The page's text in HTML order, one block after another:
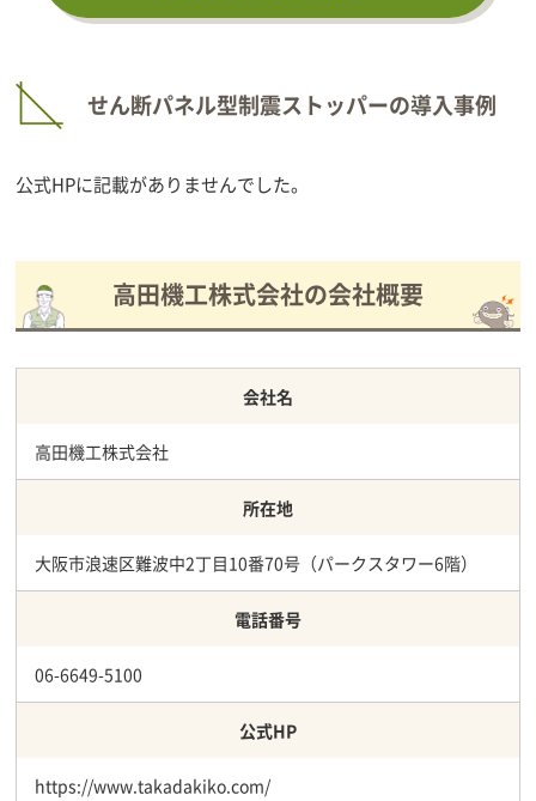
せん断パネル型制震ストッパーの導入事例
公式HPに記載がありませんでした。
高田機工株式会社の会社概要
会社名
高田機工株式会社
所在地
大阪市浪速区難波中2丁目10番70号（パークスタワー6階）
電話番号
06-6649-5100
公式HP
https://www.takadakiko.com/